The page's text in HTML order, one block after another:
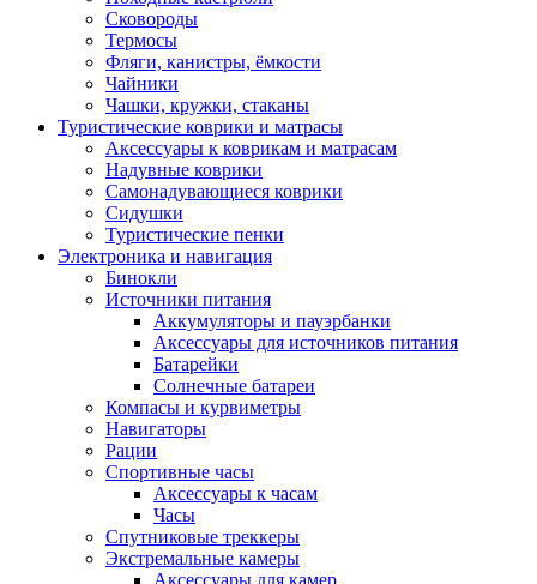
Сковороды
Термосы
Фляги, канистры, ёмкости
Чайники
Чашки, кружки, стаканы
Туристические коврики и матрасы
Аксессуары к коврикам и матрасам
Надувные коврики
Самонадувающиеся коврики
Сидушки
Туристические пенки
Электроника и навигация
Бинокли
Источники питания
Аккумуляторы и пауэрбанки
Аксессуары для источников питания
Батарейки
Солнечные батареи
Компасы и курвиметры
Навигаторы
Рации
Спортивные часы
Аксессуары к часам
Часы
Спутниковые треккеры
Экстремальные камеры
Аксессуары для камер